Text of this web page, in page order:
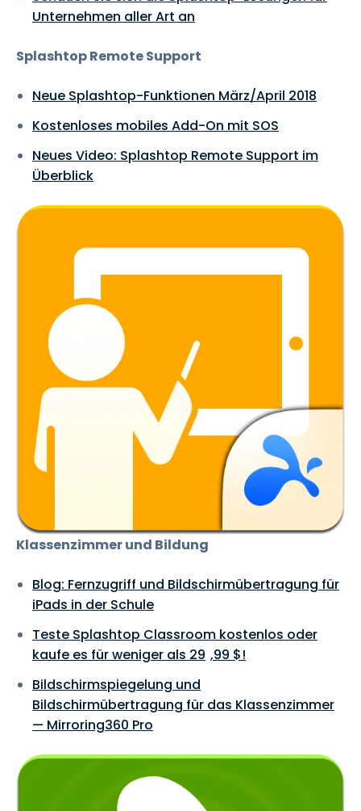
Unternehmen aller Art an
Splashtop Remote Support
Neue Splashtop-Funktionen März/April 2018
Kostenloses mobiles Add-On mit SOS
Neues Video: Splashtop Remote Support im
Überblick
Klassenzimmer und Bildung
Blog: Fernzugriff und Bildschirmübertragung für
iPads in der Schule
Teste Splashtop Classroom kostenlos oder
kaufe es für weniger als 29 ,99 $!
Bildschirmspiegelung und
Bildschirmübertragung für das Klassenzimmer
— Mirroring360 Pro